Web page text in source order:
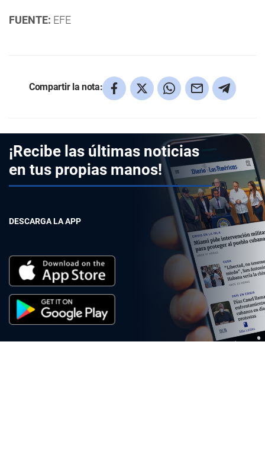
FUENTE: EFE
Compartir la nota:
¡Recibe las últimas noticias
en tus propias manos!
DESCARGA LA APP